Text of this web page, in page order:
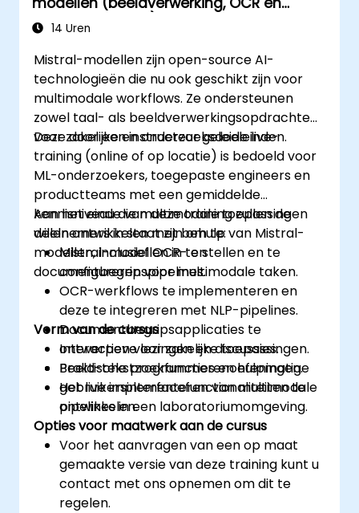
documentbegrip)
14 Uren
Mistral-modellen zijn open-source AI-
technologieën die nu ook geschikt zijn voor
multimodale workflows. Ze ondersteunen
zowel taal- als beeldverwerkingsopdrachten
voor zakelijke en onderzoeksdoeleinden.
Deze door een instructeur geleide live-
training (online of op locatie) is bedoeld voor
ML-onderzoekers, toegepaste engineers en
productteams met een gemiddelde
kennisniveau die multimodale toepassingen
willen ontwikkelen met behulp van Mistral-
modellen, inclusief OCR- en
documentbegripspipelines.
Aan het einde van deze training zullen de
deelnemers in staat zijn om te:
Mistral-modellen in te stellen en te
configureren voor multimodale taken.
OCR-werkflows te implementeren en
deze te integreren met NLP-pipelines.
Documentbegripsapplicaties te
ontwerpen voor zakelijke toepassingen.
Beeld-tekstzoekfuncties en hulpmatige
gebruikersinterfacefunctionaliteiten te
ontwikkelen.
Vorm van de cursus
Interactieve lezingen en discussies.
Praktische programmerenoefeningen.
Het live implementeren van multimodale
pipelines in een laboratoriumomgeving.
Opties voor maatwerk aan de cursus
Voor het aanvragen van een op maat
gemaakte versie van deze training kunt u
contact met ons opnemen om dit te
regelen.